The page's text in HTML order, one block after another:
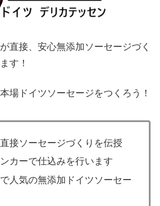
直接、安心無添加ソーセージづく
す！
場ドイツソーセージをつくろう！
接ソーセージづくりを伝授
カーで仕込みを行います
人気の無添加ドイツソーセー